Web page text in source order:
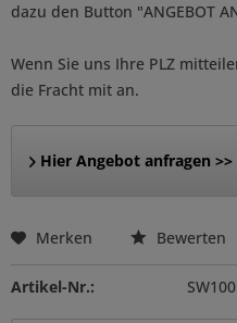
dazu den Button "ANGEBOT
Wenn Sie uns Ihre PLZ
die Fracht mit an.
Hier Angebot anfragen >>
Merken Bewerten
Artikel-Nr.: